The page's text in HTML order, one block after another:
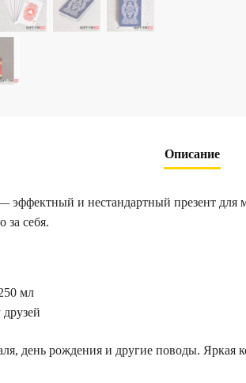
Описание
и нестандартный презент для
за себя.
мл
день рождения и другие поводы.